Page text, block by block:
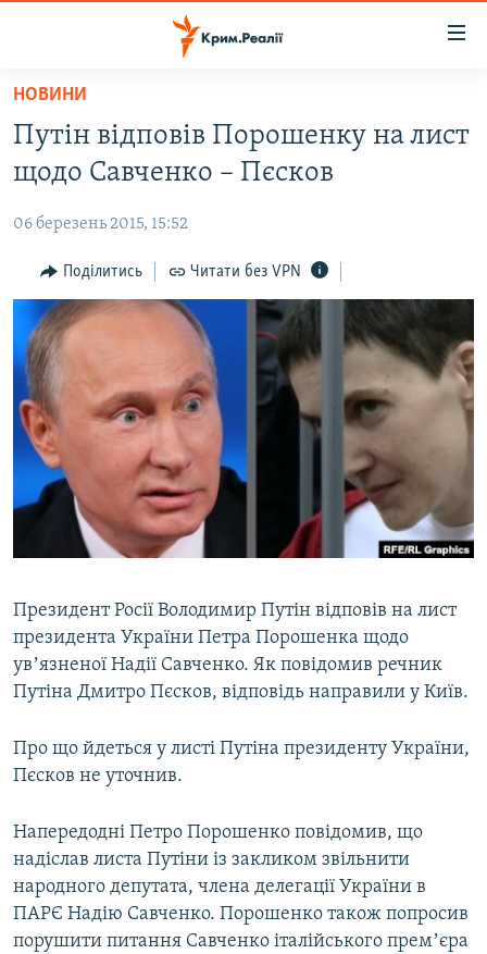
Перейти
основного
матеріалу
до
навігації
Перейти
пошуку
ВОДА.КРИМ
ПОЛІТИКА
БЛОГИ
ПОГЛЯД
ІНТЕРВ'Ю
ВСЕ ЗА ДЕНЬ
СПЕЦПРОЕКТИ
ДЕПОРТАЦІЯ
ВІДЕОУРОКИ «ELIFBE»
СВІДЧЕННЯ ОКУПАЦІЇ
ЯК ОБІЙТИ БЛОКУВАННЯ
Русский
Qırımtatar
ДОЛУЧАЙСЯ!
НОВИНИ
Путін відповів Порошенку на лист
щодо Савченко – Пєсков
06 березень 2015, 15:52
Поділитись Читати без VPN
Президент Росії Володимир Путін відповів на лист
президента України Петра Порошенка щодо
увʼязненої Надії Савченко. Як повідомив речник
Путіна Дмитро Пєсков, відповідь направили у Київ.
Про що йдеться у листі Путіна президенту України,
Пєсков не уточнив.
Напередодні Петро Порошенко повідомив, що
надіслав листа Путіни із закликом звільнити
народного депутата, члена делегації України в
ПАРЄ Надію Савченко. Порошенко також попросив
порушити питання Савченко італійського премʼєра